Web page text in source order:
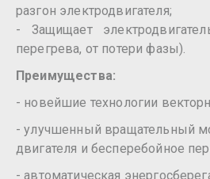
разгон электродвигателя;
- Защищает
перегрева, от потери фазы).
Преимущества:
- новейшие технологии
- улучшенный вращательный
двигателя и бесперебойное
- автоматическая